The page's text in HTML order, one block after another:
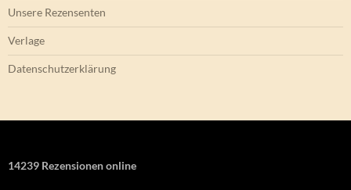
Unsere Rezensenten
Verlage
Datenschutzerklärung
14239 Rezensionen online